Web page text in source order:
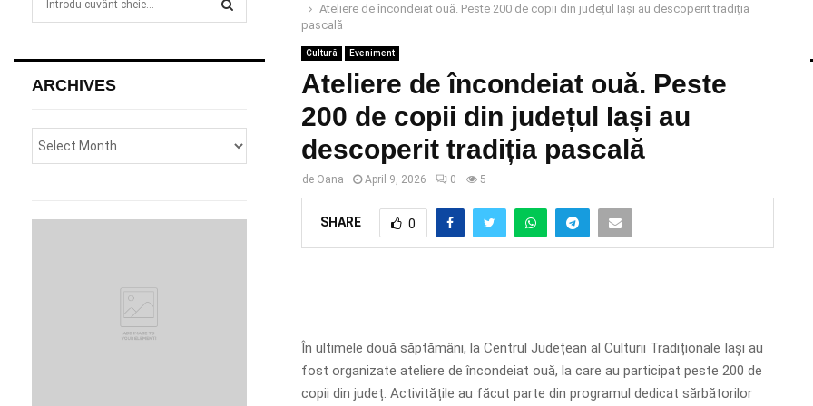
Ateliere de încondeiat ouă. Peste 200 de copii din județul Iași au descoperit tradiția
pascală
Cultură Eveniment
Ateliere de încondeiat ouă. Peste
200 de copii din județul Iași au
descoperit tradiția pascală
de Oana April 9, 2026 0 5
SHARE 0
În ultimele două săptămâni, la Centrul Județean al Culturii Tradiționale Iași au
fost organizate ateliere de încondeiat ouă, la care au participat peste 200 de
copii din județ. Activitățile au făcut parte din programul dedicat sărbătorilor
h
o
:
H
ARCHIVES